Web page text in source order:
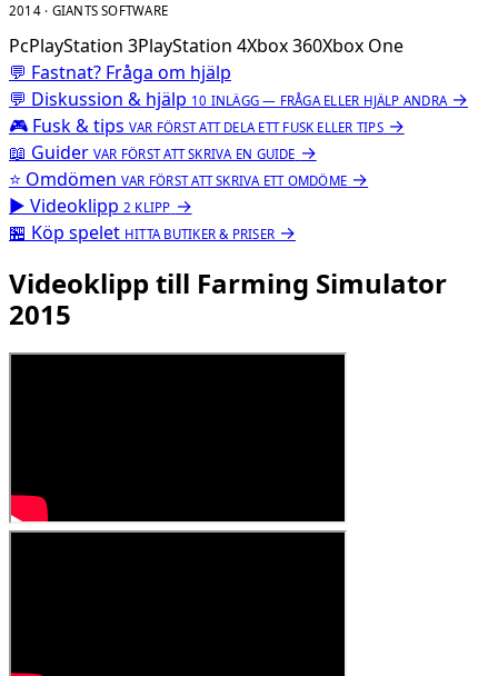
2014 · GIANTS SOFTWARE
PcPlayStation 3PlayStation 4Xbox 360Xbox One
💬 Fastnat? Fråga om hjälp
💬 Diskussion & hjälp 10 INLÄGG — FRÅGA ELLER HJÄLP ANDRA →
🎮 Fusk & tips VAR FÖRST ATT DELA ETT FUSK ELLER TIPS →
📖 Guider VAR FÖRST ATT SKRIVA EN GUIDE →
⭐ Omdömen VAR FÖRST ATT SKRIVA ETT OMDÖME →
▶ Videoklipp 2 KLIPP →
🏪 Köp spelet HITTA BUTIKER & PRISER →
Videoklipp till Farming Simulator
2015